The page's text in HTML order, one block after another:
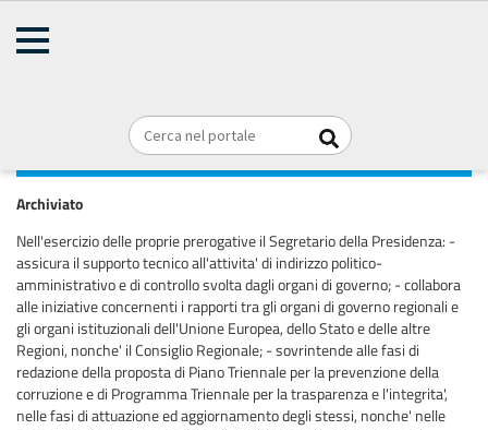
Home
SEGRETERIA GENERALE DELLA
PRESIDENZA
Archiviato
Nell'esercizio delle proprie prerogative il Segretario della Presidenza: -
assicura il supporto tecnico all'attivita' di indirizzo politico-
amministrativo e di controllo svolta dagli organi di governo; - collabora
alle iniziative concernenti i rapporti tra gli organi di governo regionali e
gli organi istituzionali dell'Unione Europea, dello Stato e delle altre
Regioni, nonche' il Consiglio Regionale; - sovrintende alle fasi di
redazione della proposta di Piano Triennale per la prevenzione della
corruzione e di Programma Triennale per la trasparenza e l'integrita',
nelle fasi di attuazione ed aggiornamento degli stessi, nonche' nelle